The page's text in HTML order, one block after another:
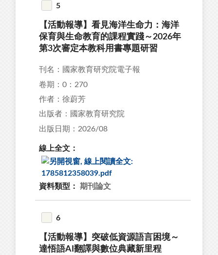
5
【活動報導】看見海洋生命力：海洋
保育與生命教育的課程實踐～2026年
第3次審定本教科用書專題研習
刊名：國家教育研究院電子報
卷期：0：270
作者：徐蔚芳
出版者：國家教育研究院
出版日期：2026/08
線上全文：
資料類型： 期刊論文
6
【活動報導】突破低資源語言困境～
達悟語AI翻譯與數位典藏新里程